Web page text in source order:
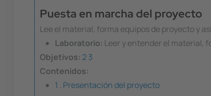
Puesta en marcha del proyecto
Lee el material, forma equipos de proyecto y
Laboratorio: Leer y entender el material,
Objetivos: 23
Contenidos:
1 . Presentación del proyecto